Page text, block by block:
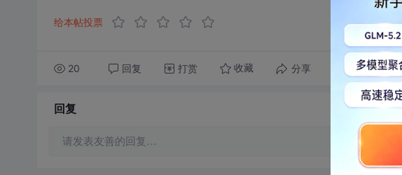
给本帖投票
20 回复 打赏 收藏 分享 转发到动态
回复
请发表友善的回复…